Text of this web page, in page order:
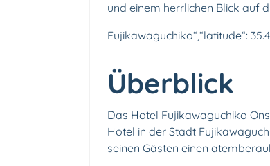
und einem herrlichen Blick auf
Fujikawaguchiko“,“latitude“:
Überblick
Das Hotel Fujikawaguchiko
Hotel in der Stadt
seinen Gästen einen